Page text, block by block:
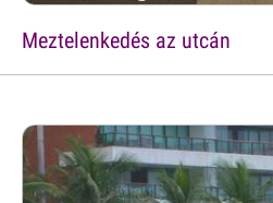
Meztelenkedés az utcán